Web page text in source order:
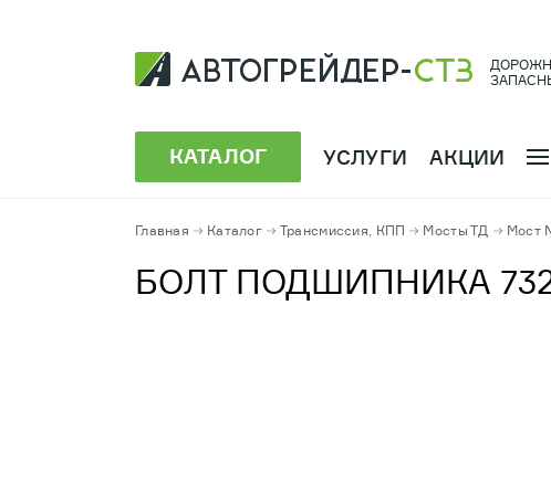
КАТАЛОГ УСЛУГИ АКЦИИ
Главная Каталог Трансмиссия, КПП Мосты ТД Мост
БОЛТ ПОДШИПНИКА